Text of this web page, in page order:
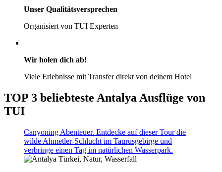
Unser Qualitätsversprechen
Organisiert von TUI Experten
Wir holen dich ab!
Viele Erlebnisse mit Transfer direkt von deinem Hotel
TOP 3 beliebteste Antalya Ausflüge von
TUI
Canyoning Abenteuer. Entdecke auf dieser Tour die
wilde Ahmetler-Schlucht im Taurusgebirge und
verbringe einen Tag im natürlichen Wasserpark.